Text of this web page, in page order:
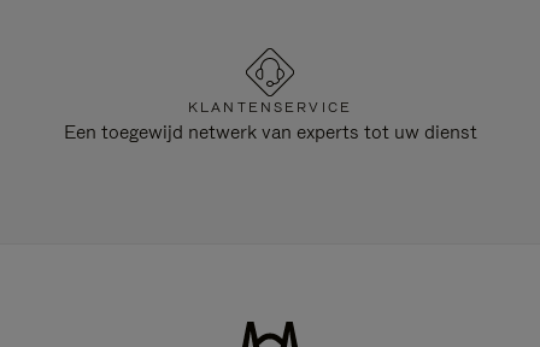
KLANTENSERVICE
Een toegewijd netwerk van experts tot uw dienst